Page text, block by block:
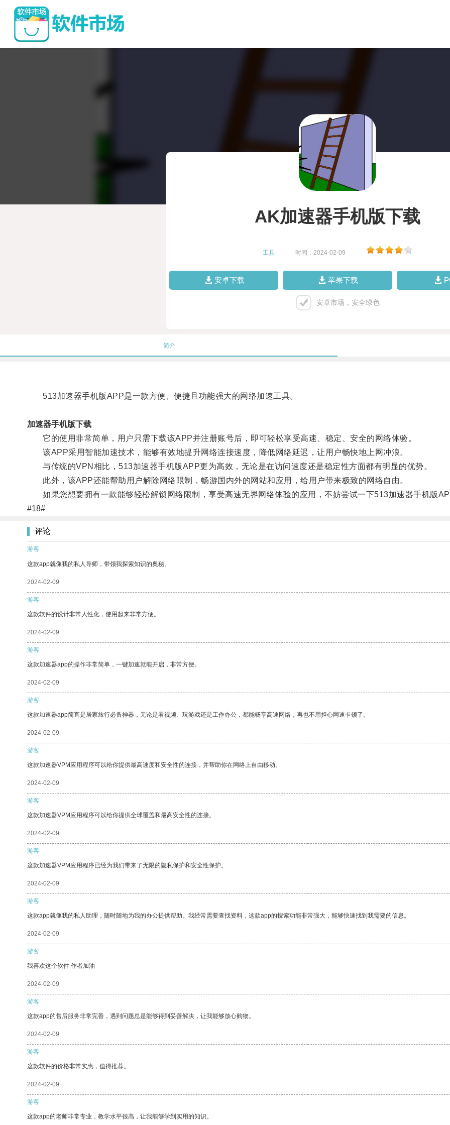
AK加速器手机版下载
工具 时间：2024-02-09
安卓下载 苹果下载
安卓市场，安全绿色
简介
513加速器手机版APP是一款方便、便捷且功能强大的网络加速工具。
加速器手机版下载
它的使用非常简单，用户只需下载该APP并注册账号后，即可轻松享受高速、稳定、安全的网络体验。
该APP采用智能加速技术，能够有效地提升网络连接速度，降低网络延迟，让用户畅快地上网冲浪。
与传统的VPN相比，513加速器手机版APP更为高效，无论是在访问速度还是稳定性方面都有明显的优势。
此外，该APP还能帮助用户解除网络限制，畅游国内外的网站和应用，给用户带来极致的网络自由。
如果您想要拥有一款能够轻松解锁网络限制，享受高速无界网络体验的应用，不妨尝试一下513加速器手机版
#18#
评论
游客
这款app就像我的私人导师，带领我探索知识的奥秘。
2024-02-09
游客
这款软件的设计非常人性化，使用起来非常方便。
2024-02-09
游客
这款加速器app的操作非常简单，一键加速就能开启，非常方便。
2024-02-09
游客
这款加速器app简直是居家旅行必备神器，无论是看视频、玩游戏还是工作办公，都能畅享高速网络，再也不用担心网速卡顿了。
2024-02-09
游客
这款加速器VPM应用程序可以给你提供最高速度和安全性的连接，并帮助你在网络上自由移动。
2024-02-09
游客
这款加速器VPM应用程序可以给你提供全球覆盖和最高安全性的连接。
2024-02-09
游客
这款加速器VPM应用程序已经为我们带来了无限的隐私保护和安全性保护。
2024-02-09
游客
这款app就像我的私人助理，随时随地为我的办公提供帮助。我经常需要查找资料，这款app的搜索功能非常强大，能够快速找到我需要的信息。
2024-02-09
游客
我喜欢这个软件 作者加油
2024-02-09
游客
这款app的售后服务非常完善，遇到问题总是能够得到妥善解决，让我能够放心购物。
2024-02-09
游客
这款软件的价格非常实惠，值得推荐。
2024-02-09
游客
这款app的老师非常专业，教学水平很高，让我能够学到实用的知识。